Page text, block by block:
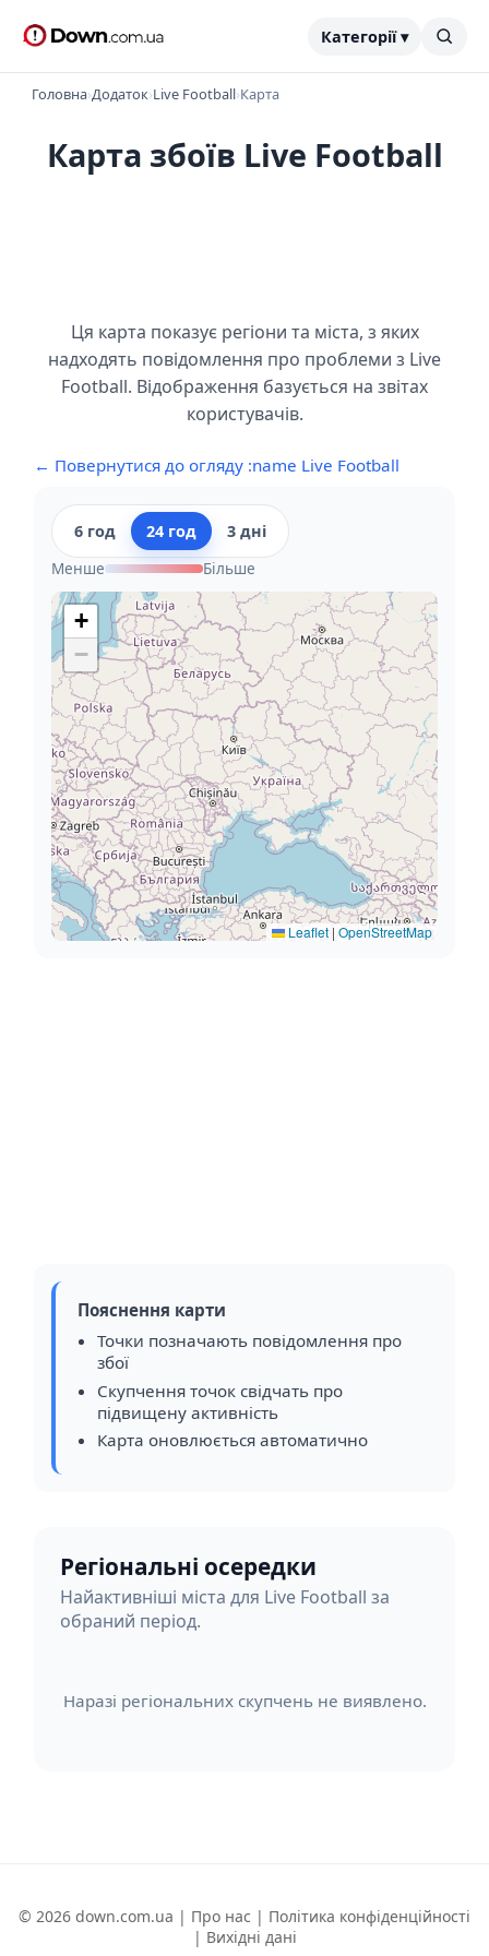
Категорії ▾
Головна›Додаток›Live Football›Карта
Карта збоїв Live Football
Ця карта показує регіони та міста, з яких
надходять повідомлення про проблеми з Live
Football. Відображення базується на звітах
користувачів.
← Повернутися до огляду :name Live Football
6 год 24 год
3 дні
Менше
Більше
+
−
Leaflet | OpenStreetMap
Пояснення карти
Точки позначають повідомлення про
збої
Скупчення точок свідчать про
підвищену активність
Карта оновлюється автоматично
Регіональні осередки
Найактивніші міста для Live Football за
обраний період.
Наразі регіональних скупчень не виявлено.
© 2026 down.com.ua | Про нас | Політика конфіденційності
| Вихідні дані